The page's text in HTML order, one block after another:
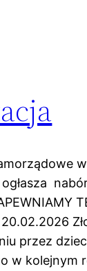
przez
w kolejnym